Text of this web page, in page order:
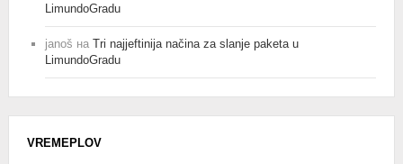
LimundoGradu
janoš на Tri najjeftinija načina za slanje paketa u
LimundoGradu
VREMEPLOV